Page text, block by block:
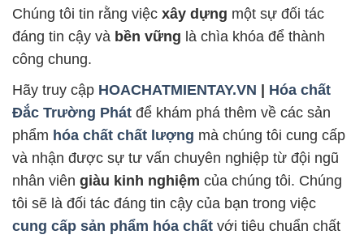
Chúng tôi tin rằng việc xây dựng một sự đối tác
đáng tin cậy và bền vững là chìa khóa để thành
công chung.
Hãy truy cập HOACHATMIENTAY.VN | Hóa chất
Đắc Trường Phát để khám phá thêm về các sản
phẩm hóa chất chất lượng mà chúng tôi cung cấp
và nhận được sự tư vấn chuyên nghiệp từ đội ngũ
nhân viên giàu kinh nghiệm của chúng tôi. Chúng
tôi sẽ là đối tác đáng tin cậy của bạn trong việc
cung cấp sản phẩm hóa chất với tiêu chuẩn chất